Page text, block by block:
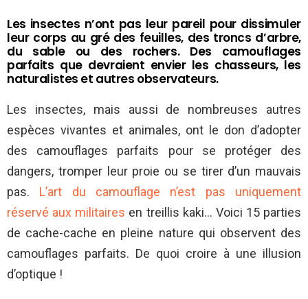
Les insectes n’ont pas leur pareil pour dissimuler
leur corps au gré des feuilles, des troncs d’arbre,
du sable ou des rochers. Des camouflages
parfaits que devraient envier les chasseurs, les
naturalistes et autres observateurs.
Les insectes, mais aussi de nombreuses autres
espèces vivantes et animales, ont le don d’adopter
des camouflages parfaits pour se protéger des
dangers, tromper leur proie ou se tirer d’un mauvais
pas. L’art du camouflage n’est pas uniquement
réservé aux militaires en treillis kaki… Voici 15 parties
de cache-cache en pleine nature qui observent des
camouflages parfaits. De quoi croire à une illusion
d’optique !